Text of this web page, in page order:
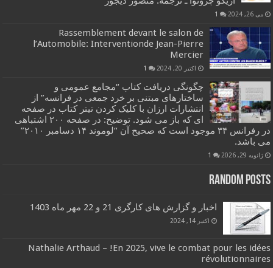
می 26, 2024 1
Rassemblement devant le salon de
l’Automobile: Interventionde Jean-Pierre
Mercier
اکتبر 20, 2024 1
چگونگی دریافت کتاب “مجامع عمومی و
ساختارهای مبتنی بر خرد جمعی در فرانسه” از
انتشارات ارزان با کلیک کردن تیتر کتاب در صفحه
ای که باز می شود. توضیح: در صفحه ۲۰۰ اشتباهی
در رفرانس ۳۴ موجود است که صحیح آن “لوموند ۱۴ دسامبر ۲۰۱۰”
می باشد.
ژانویه 29, 2026 1
Random Posts
اخبار و گزارش های کارگری 21 و 22 مهر ماه 1403
اکتبر 14, 2024
Nathalie Arthaud – !En 2025, vive le combat pour les idées
révolutionnaires